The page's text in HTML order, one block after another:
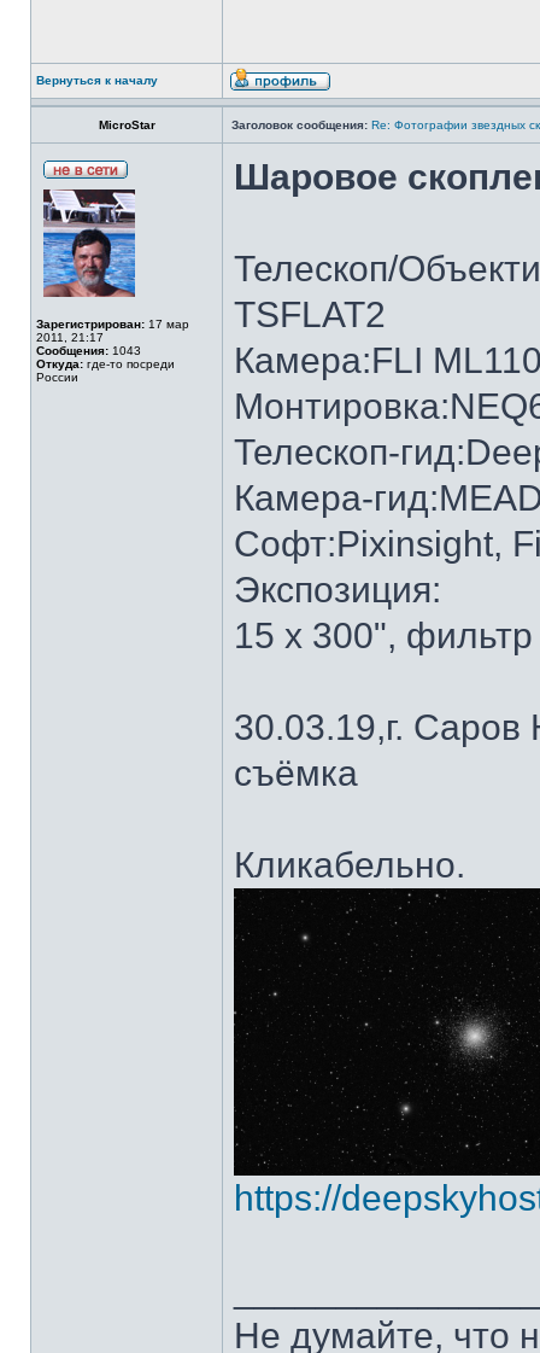
Вернуться к началу
MicroStar Заголовок сообщения: Re: Фотографии звездных
Зарегистрирован: 17 мар
2011, 21:17
Сообщения: 1043
Откуда: где-то посреди
России
Шаровое
Телескоп/
TSFLAT2
Камера:FLI
Телескоп-
Камера-
Софт:Pixinsight,
Экспозиция:
15 x 300",
30.03.19,г. Саров
съёмка
Кликабельно.
https://
Не думайте, что